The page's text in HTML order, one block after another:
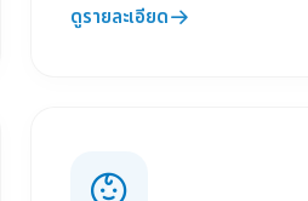
เทคโนโลยีทันสมัย
ดูรายละเอียด